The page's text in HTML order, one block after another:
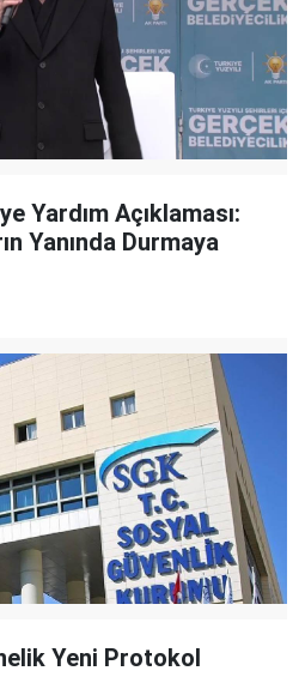
Yardım Açıklaması:
Yanında Durmaya
Yeni Protokol